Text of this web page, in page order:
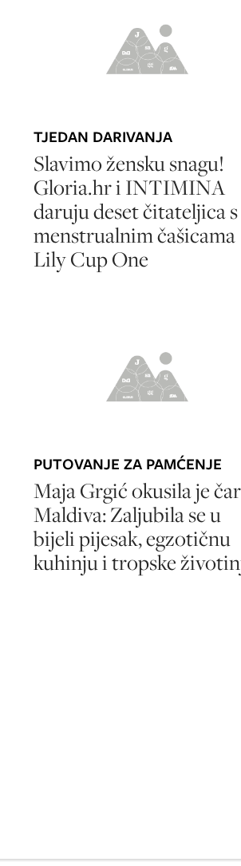
TJEDAN DARIVANJA
Slavimo žensku snagu!
Gloria.hr i INTIMINA
daruju deset čitateljica s
menstrualnim čašicama
Lily Cup One
PUTOVANJE ZA PAMĆENJE
Maja Grgić okusila je
Maldiva: Zaljubila se u
bijeli pijesak, egzotičnu
kuhinju i tropske